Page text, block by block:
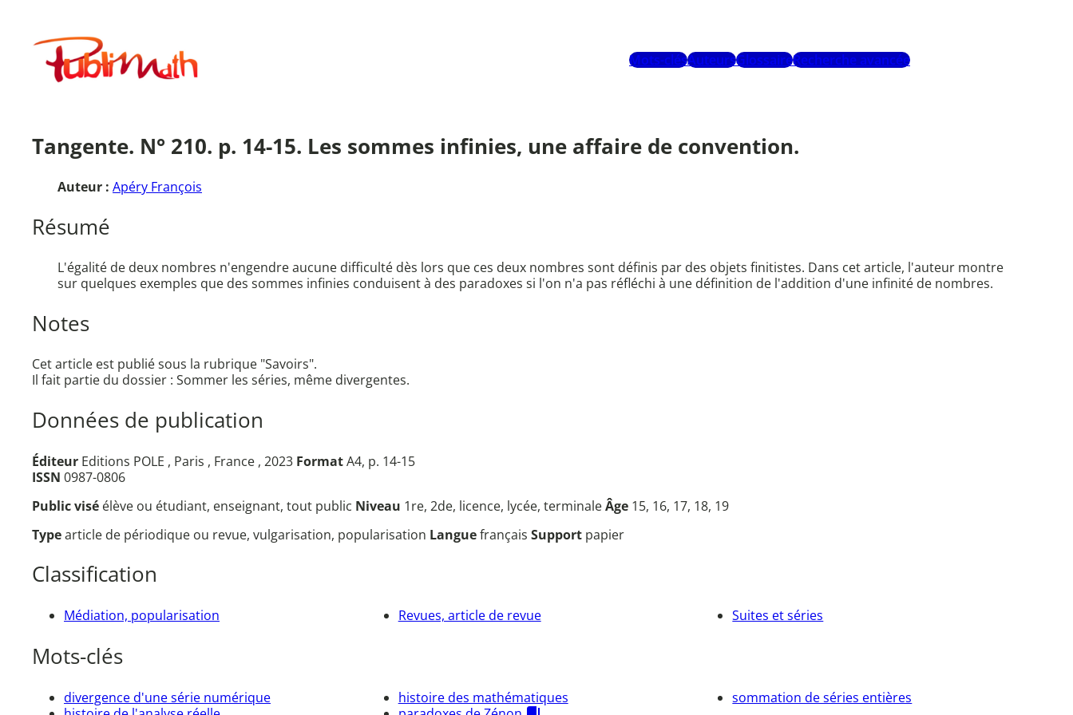
contenuPublimath
Mots-clésAuteursGlossaireRecherche avancée
Tangente. N° 210. p. 14-15. Les sommes infinies, une affaire de convention.
Auteur : Apéry François
Résumé
L'égalité de deux nombres n'engendre aucune difficulté dès lors que ces deux nombres sont définis par des objets finitistes. Dans cet article, l'auteur montre
sur quelques exemples que des sommes infinies conduisent à des paradoxes si l'on n'a pas réfléchi à une définition de l'addition d'une infinité de nombres.
Notes
Cet article est publié sous la rubrique "Savoirs".
Il fait partie du dossier : Sommer les séries, même divergentes.
Données de publication
Éditeur Editions POLE , Paris , France , 2023 FormatA4, p. 14-15
ISSN 0987-0806
Public visé élève ou étudiant, enseignant, tout public Niveau 1re, 2de, licence, lycée, terminaleÂge 15, 16, 17, 18, 19
Typearticle de périodique ou revue, vulgarisation, popularisation Languefrançais Support papier
Classification
Médiation, popularisation Revues, article de revue Suites et séries
Mots-clés
divergence d'une série numérique
histoire des mathématiques
sommation de séries entières